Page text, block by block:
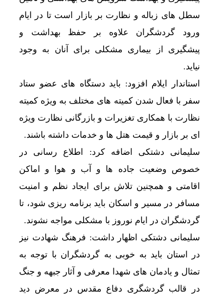
سطل های زباله و نظارت بر بازار است تا در ایام
ورود گردشگران علاوه بر حفظ بهداشت و
پیشگیری از بیماری مشکلی برای آنان به وجود
نیاید.
استاندار ایلام افزود: باید دستگاه های عضو ستاد
سفر با فعال شدن کمیته های مختلف به ویژه کمیته
نظارت با همکاری تغزیرات و بازرگانی نظارت ویژه
ای بر بازار و قیمت هتل ها و خدمات داشته باشند.
سلیمانی دشتکی اضافه کرد: اطلاع رسانی در
خصوص وضعیت جاده ها و آب و هوا و اماکن
اقامتی و همچنین تلاش برای ایجاد نظم و امنیت
مسافر در مسیر و اسکان باید برنامه ریزی شود، تا
گردشگران در ایام نوروز با مشکلی مواجه نشوند.
سلیمانی دشتکی اظهار داشت: فرهنگ شهادت نیز
در استان باید به خوبی به گردشگران با توجه به
تمثال و یادمان های شهدا معرفی و آثار جبهه و جنگ
در قالب گردشگری دفاع مقدس در معرض دید